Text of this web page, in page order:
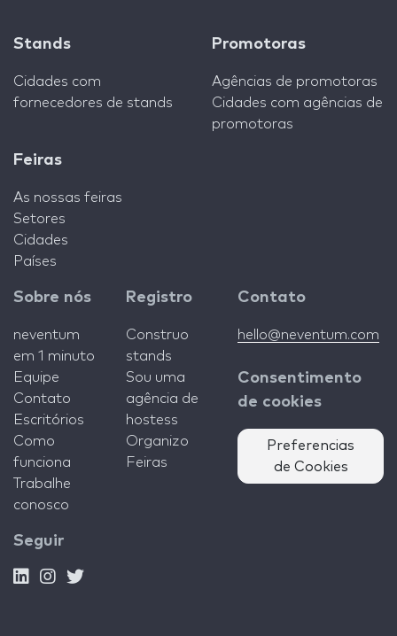
Stands
Cidades com
fornecedores de stands
Promotoras
Agências de promotoras
Cidades com agências de
promotoras
Feiras
As nossas feiras
Setores
Cidades
Países
Sobre nós
neventum
em 1 minuto
Equipe
Contato
Escritórios
Como
funciona
Trabalhe
conosco
Registro
Construo
stands
Sou uma
agência de
hostess
Organizo
Feiras
Contato
hello@neventum.com
Consentimento
de cookies
Preferencias
de Cookies
Seguir